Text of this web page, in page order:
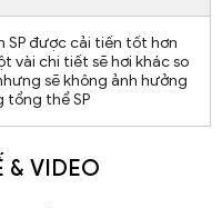
SP được cải tiến tốt hơn
vài chi tiết sẽ hơi khác so
sẽ không ảnh hưởng
tổng thể SP
& VIDEO